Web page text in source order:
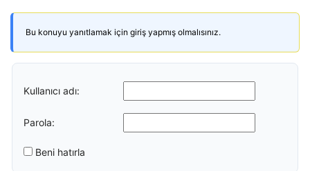
Bu konuyu yanıtlamak için giriş yapmış olmalısınız.
Kullanıcı adı:
Parola:
Beni hatırla